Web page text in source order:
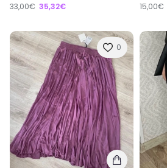
33,00€ 35,32€ 15,00€
0